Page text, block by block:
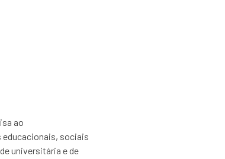
ao
educacionais, sociais
universitária e de